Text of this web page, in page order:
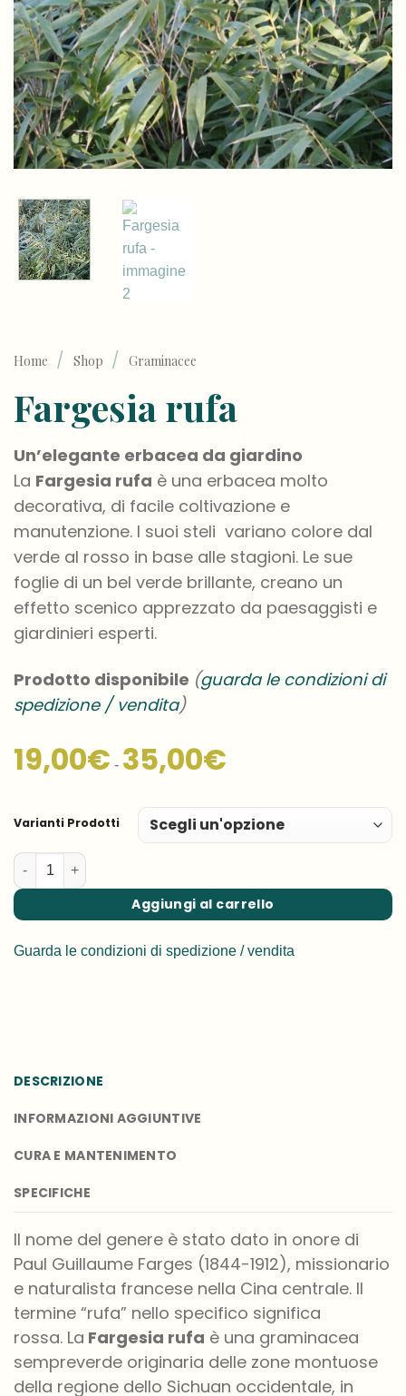
Home / Shop / Graminacee
Fargesia rufa
Un’elegante erbacea da giardino
La Fargesia rufa è una erbacea molto
decorativa, di facile coltivazione e
manutenzione. I suoi steli variano colore dal
verde al rosso in base alle stagioni. Le sue
foglie di un bel verde brillante, creano un
effetto scenico apprezzato da paesaggisti e
giardinieri esperti.
Prodotto disponibile (guarda le condizioni di
spedizione / vendita)
19,00€ - 35,00€
19,00€
a
35,00€
Varianti Prodotti
Fargesia rufa quantità
Aggiungi al carrello
Guarda le condizioni di spedizione / vendita
DESCRIZIONE
INFORMAZIONI AGGIUNTIVE
CURA E MANTENIMENTO
SPECIFICHE
Il nome del genere è stato dato in onore di
Paul Guillaume Farges (1844-1912), missionario
e naturalista francese nella Cina centrale. Il
termine “rufa” nello specifico significa
rossa. La Fargesia rufa è una graminacea
sempreverde originaria delle zone montuose
della regione dello Sichuan occidentale, in